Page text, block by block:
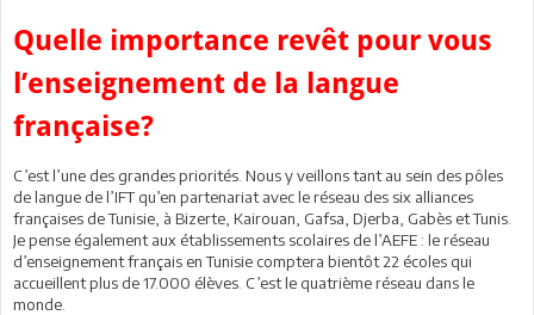
Quelle importance revêt pour vous
l’enseignement de la langue
française?
C’est l’une des grandes priorités. Nous y veillons tant au sein des pôles
de langue de l’IFT qu’en partenariat avec le réseau des six alliances
françaises de Tunisie, à Bizerte, Kairouan, Gafsa, Djerba, Gabès et Tunis.
Je pense également aux établissements scolaires de l’AEFE : le réseau
d’enseignement français en Tunisie comptera bientôt 22 écoles qui
accueillent plus de 17.000 élèves. C’est le quatrième réseau dans le
monde.